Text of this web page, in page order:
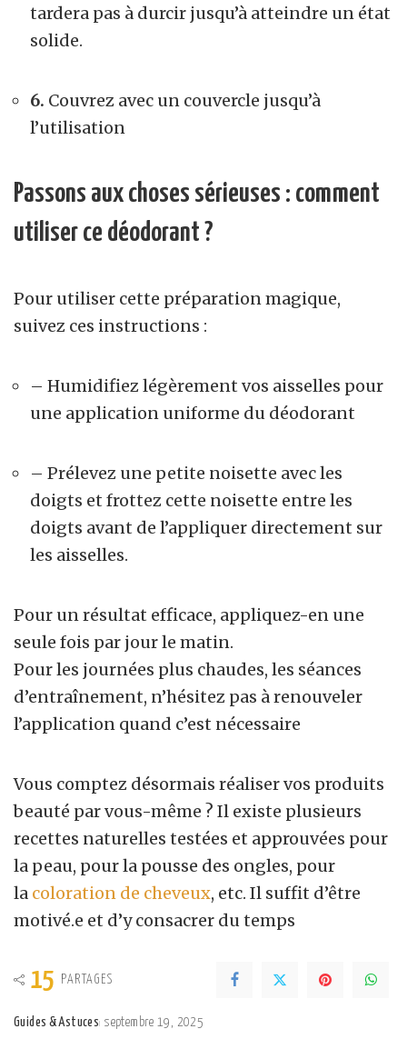
tardera pas à durcir jusqu’à atteindre un état
solide.
6. Couvrez avec un couvercle jusqu’à
l’utilisation
Passons aux choses sérieuses : comment
utiliser ce déodorant ?
Pour utiliser cette préparation magique,
suivez ces instructions :
– Humidifiez légèrement vos aisselles pour
une application uniforme du déodorant
– Prélevez une petite noisette avec les
doigts et frottez cette noisette entre les
doigts avant de l’appliquer directement sur
les aisselles.
Pour un résultat efficace, appliquez-en une
seule fois par jour le matin.
Pour les journées plus chaudes, les séances
d’entraînement, n’hésitez pas à renouveler
l’application quand c’est nécessaire
Vous comptez désormais réaliser vos produits
beauté par vous-même ? Il existe plusieurs
recettes naturelles testées et approuvées pour
la peau, pour la pousse des ongles, pour
la coloration de cheveux, etc. Il suffit d’être
motivé.e et d’y consacrer du temps
15 PARTAGES
Guides & Astuces septembre 19, 2025